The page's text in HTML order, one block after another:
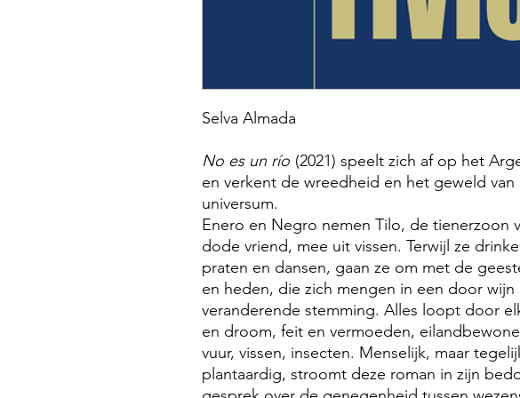
Selva Almada
No es un río (2021) speelt zich af op het
en verkent de wreedheid en het geweld van
universum.
Enero en Negro nemen Tilo, de tienerzoon
dode vriend, mee uit vissen. Terwijl ze
praten en dansen, gaan ze om met de
en heden, die zich mengen in een door wijn
veranderende stemming. Alles loopt door
en droom, feit en vermoeden,
vuur, vissen, insecten. Menselijk, maar
plantaardig, stroomt deze roman in zijn